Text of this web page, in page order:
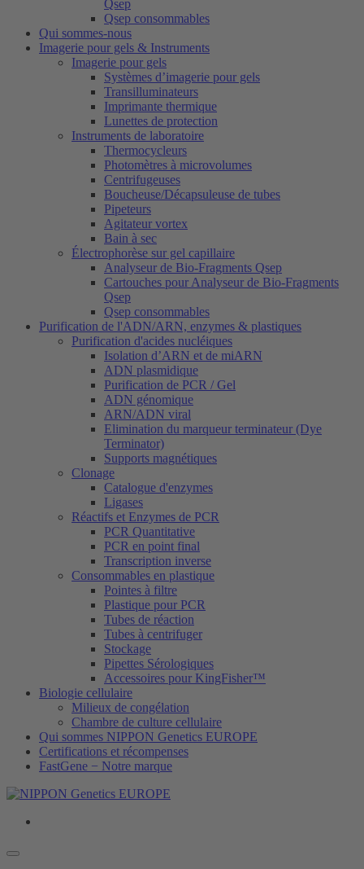
Qsep
Qsep consommables
Qui sommes-nous
Imagerie pour gels & Instruments
Imagerie pour gels
Systèmes d’imagerie pour gels
Transilluminateurs
Imprimante thermique
Lunettes de protection
Instruments de laboratoire
Thermocycleurs
Photomètres à microvolumes
Centrifugeuses
Boucheuse/Décapsuleuse de tubes
Pipeteurs
Agitateur vortex
Bain à sec
Électrophorèse sur gel capillaire
Analyseur de Bio-Fragments Qsep
Cartouches pour Analyseur de Bio-Fragments
Qsep
Qsep consommables
Purification de l'ADN/ARN, enzymes & plastiques
Purification d'acides nucléiques
Isolation d’ARN et de miARN
ADN plasmidique
Purification de PCR / Gel
ADN génomique
ARN/ADN viral
Elimination du marqueur terminateur (Dye
Terminator)
Supports magnétiques
Clonage
Catalogue d'enzymes
Ligases
Réactifs et Enzymes de PCR
PCR Quantitative
PCR en point final
Transcription inverse
Consommables en plastique
Pointes à filtre
Plastique pour PCR
Tubes de réaction
Tubes à centrifuger
Stockage
Pipettes Sérologiques
Accessoires pour KingFisher™
Biologie cellulaire
Milieux de congélation
Chambre de culture cellulaire
Qui sommes NIPPON Genetics EUROPE
Certifications et récompenses
FastGene − Notre marque